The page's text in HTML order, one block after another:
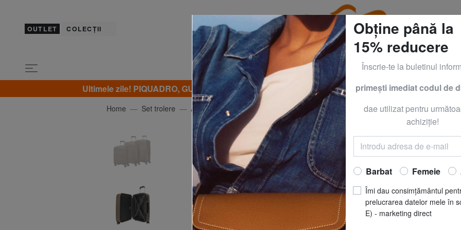
OUTLET COLECȚII
Ultimele zile! PIQUADRO, GUESS, YNOT, BRACCIALINI, CALVIN KLEIN, KIPLING ŞI
Home Set trolere AMERICAN TOURISTER
SPEEDPLAY
mare
Acum să
REDUCERI
pret recomandat
Cel mai bun preț ultimele
Obține până la
15% reducere
Înscrie-te la buletinul
primeşti imediat codul de
dae utilizat pentru
achiziţie!
Barbat Femeie
Îmi dau consimțământul
prelucrarea datelor mele în
E) - marketing direct